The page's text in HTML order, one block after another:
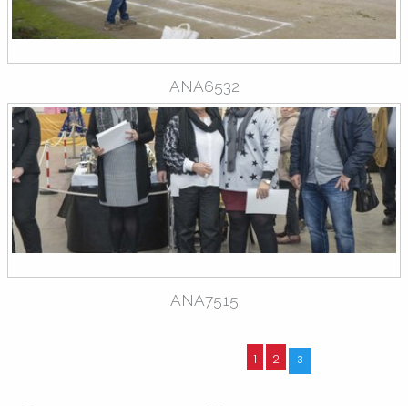
ANA6532
ANA7515
1 2 3